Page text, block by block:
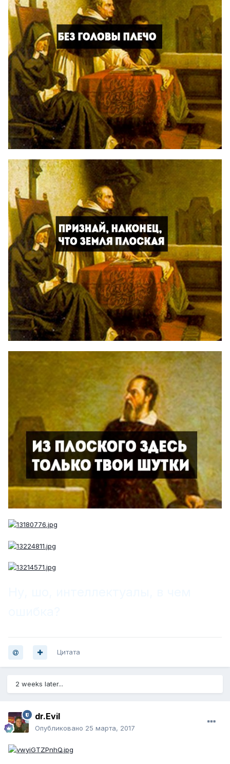
Цитата
2 weeks later...
dr.Evil
Опубликовано 25 марта, 2017